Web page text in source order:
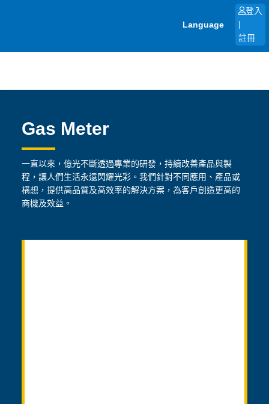
Language
登入
註冊
Gas Meter
一直以來，億光不斷透過專業的研發，持續改善產品與製
程，讓人們生活永遠閃耀光彩。我們針對不同應用、產品或
構想，提供高品質及高效率的解決方案，為客戶創造更高的
商機及效益。